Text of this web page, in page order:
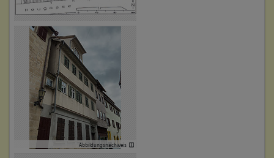
1548/49 (d), Verbindungsbau zwischen Vorder- und
Betroffene Gebäudeteile:
keine
5. Bauphase:
(1800 - 1899)
19. Jahrunder, im Vorderhaus Verlegung Eingang im Osten
und des an die Eingangstreppe anschließende Seitenflurs
Betroffene Gebäudeteile:
Abbildungsnachweis